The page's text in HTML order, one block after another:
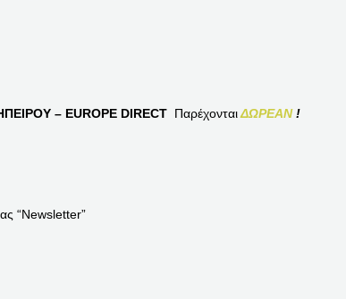
– EUROPE DIRECT ΠαρέχονταιΔΩΡΕΑΝ!
“Newsletter”